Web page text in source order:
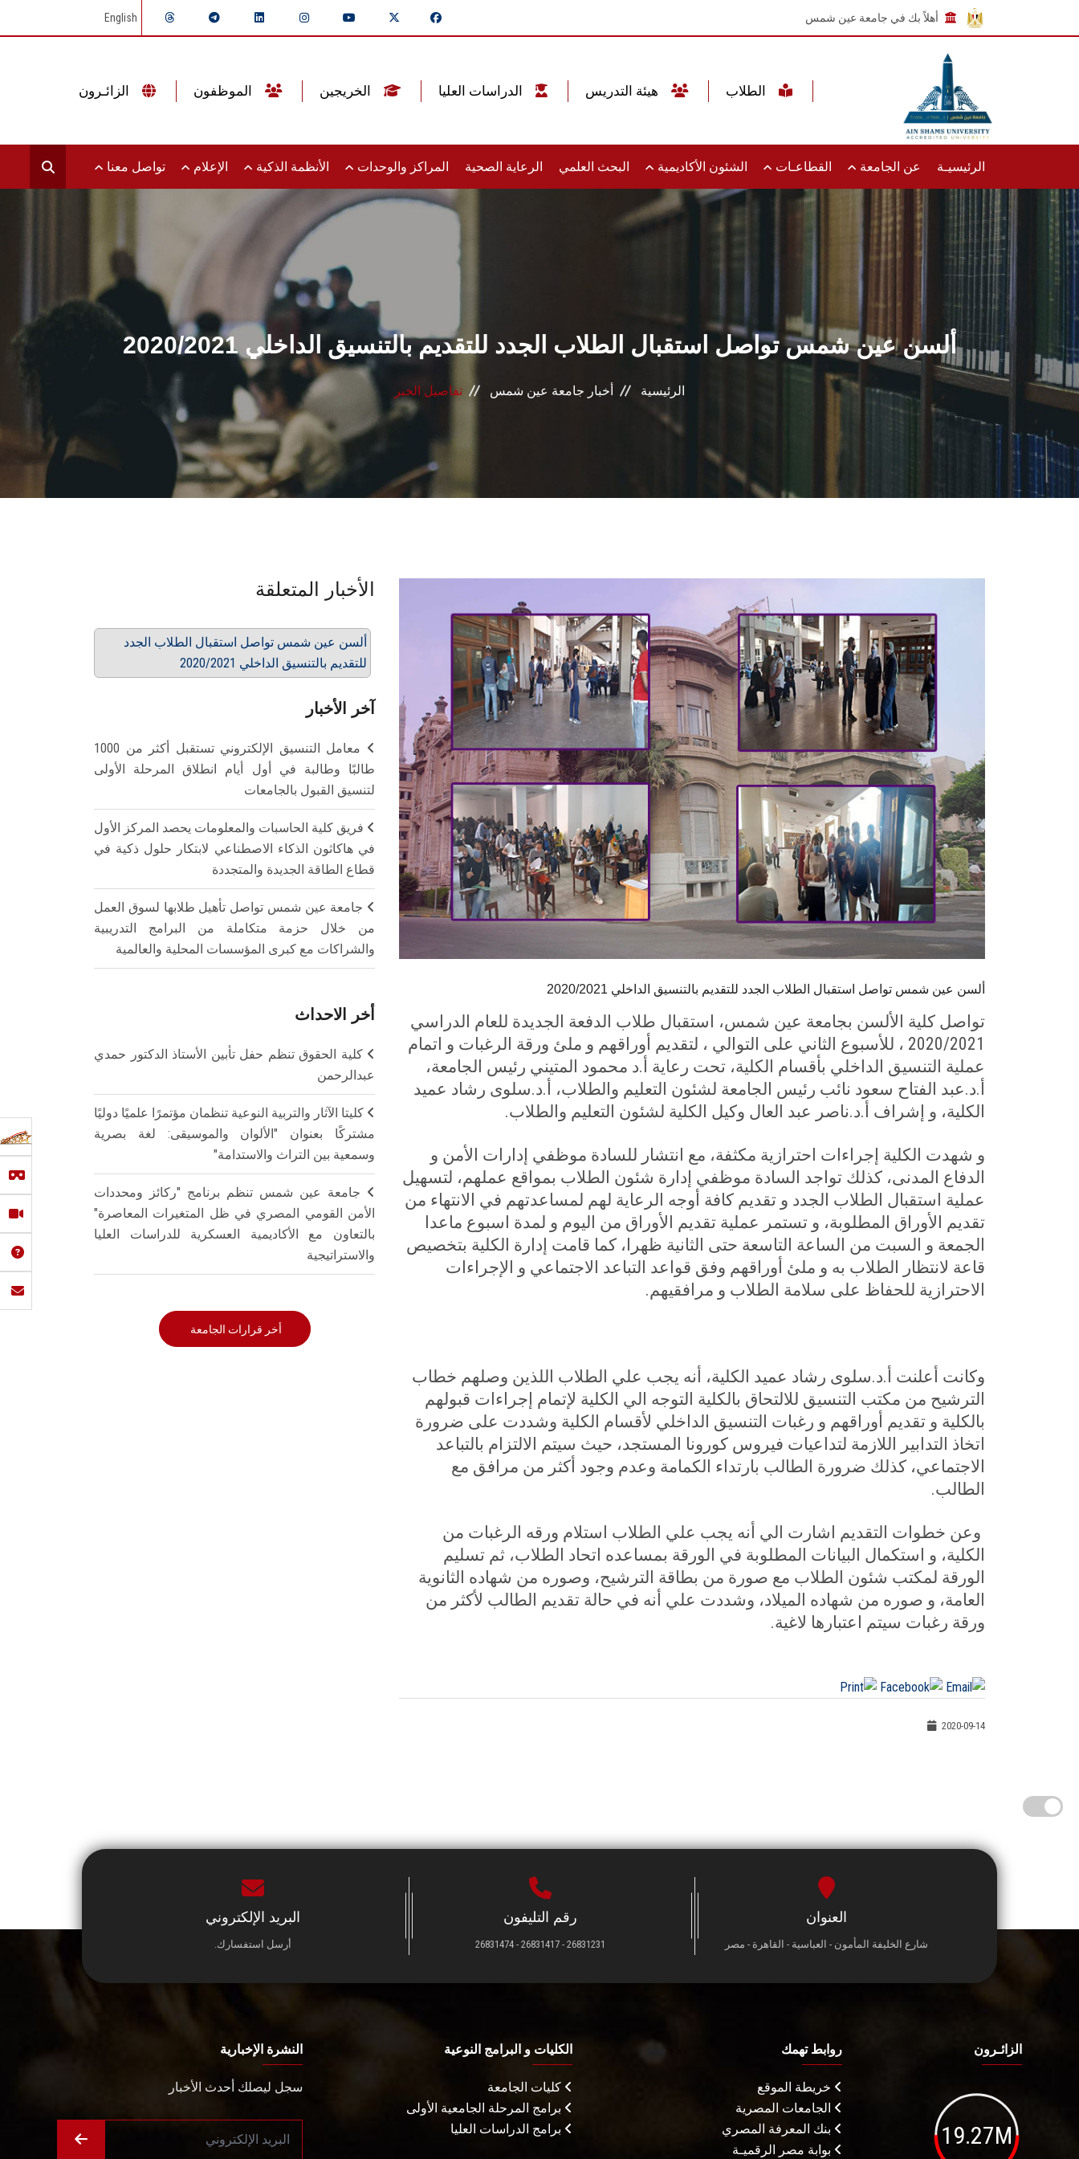
أهلاً بك في جامعة عين شمس English
الرئيسيـة عن الجامعة القطاعـات الشئون الأكاديمية البحث العلمي الرعاية الصحية المراكز والوحدات الأنظمة الذكية الإعلام تواصل معنا
ألسن عين شمس تواصل استقبال الطلاب الجدد للتقديم بالتنسيق الداخلي 2020/2021
الرئيسية أخبار جامعة عين شمس تفاصيل الخبر
ألسن عين شمس تواصل استقبال الطلاب الجدد للتقديم بالتنسيق الداخلي 2020/2021
تواصل كلية الألسن بجامعة عين شمس، استقبال طلاب الدفعة الجديدة للعام الدراسي
2020/2021 ، للأسبوع الثاني على التوالي ، لتقديم أوراقهم و ملئ ورقة الرغبات و اتمام
عملية التنسيق الداخلي بأقسام الكلية، تحت رعاية أ.د محمود المتيني رئيس الجامعة،
أ.د.عبد الفتاح سعود نائب رئيس الجامعة لشئون التعليم والطلاب، أ.د.سلوى رشاد عميد
الكلية، و إشراف أ.د.ناصر عبد العال وكيل الكلية لشئون التعليم والطلاب.
و شهدت الكلية إجراءات احترازية مكثفة، مع انتشار للسادة موظفي إدارات الأمن و
الدفاع المدنى، كذلك تواجد السادة موظفي إدارة شئون الطلاب بمواقع عملهم، لتسهيل
عملية استقبال الطلاب الجدد و تقديم كافة أوجه الرعاية لهم لمساعدتهم في الانتهاء من
تقديم الأوراق المطلوبة، و تستمر عملية تقديم الأوراق من اليوم و لمدة اسبوع ماعدا
الجمعة و السبت من الساعة التاسعة حتى الثانية ظهرا، كما قامت إدارة الكلية بتخصيص
قاعة لانتظار الطلاب به و ملئ أوراقهم وفق قواعد التباعد الاجتماعي و الإجراءات
الاحترازية للحفاظ على سلامة الطلاب و مرافقيهم.
وكانت أعلنت أ.د.سلوى رشاد عميد الكلية، أنه يجب علي الطلاب اللذين وصلهم خطاب
الترشيح من مكتب التنسيق للالتحاق بالكلية التوجه الي الكلية لإتمام إجراءات قبولهم
بالكلية و تقديم أوراقهم و رغبات التنسيق الداخلي لأقسام الكلية وشددت على ضرورة
اتخاذ التدابير اللازمة لتداعيات فيروس كورونا المستجد، حيث سيتم الالتزام بالتباعد
الاجتماعي، كذلك ضرورة الطالب بارتداء الكمامة وعدم وجود أكثر من مرافق مع
الطالب.
وعن خطوات التقديم اشارت الي أنه يجب علي الطلاب استلام ورقه الرغبات من
الكلية، و استكمال البيانات المطلوبة في الورقة بمساعده اتحاد الطلاب، ثم تسليم
الورقة لمكتب شئون الطلاب مع صورة من بطاقة الترشيح، وصوره من شهاده الثانوية
العامة، و صوره من شهاده الميلاد، وشددت علي أنه في حالة تقديم الطالب لأكثر من
ورقة رغبات سيتم اعتبارها لاغية.
2020-09-14
الأخبار المتعلقة
ألسن عين شمس تواصل استقبال الطلاب الجدد
للتقديم بالتنسيق الداخلي 2020/2021
آخر الأخبار
معامل التنسيق الإلكتروني تستقبل أكثر من 1000
طالبًا وطالبة في أول أيام انطلاق المرحلة الأولى
لتنسيق القبول بالجامعات
فريق كلية الحاسبات والمعلومات يحصد المركز الأول
في هاكاثون الذكاء الاصطناعي لابتكار حلول ذكية في
قطاع الطاقة الجديدة والمتجددة
جامعة عين شمس تواصل تأهيل طلابها لسوق العمل
من خلال حزمة متكاملة من البرامج التدريبية
والشراكات مع كبرى المؤسسات المحلية والعالمية
أخر الاحداث
كلية الحقوق تنظم حفل تأبين الأستاذ الدكتور حمدي
عبدالرحمن
كليتا الآثار والتربية النوعية تنظمان مؤتمرًا علميًا دوليًا
مشتركًا بعنوان "الألوان والموسيقى: لغة بصرية
وسمعية بين التراث والاستدامة"
جامعة عين شمس تنظم برنامج "ركائز ومحددات
الأمن القومي المصري في ظل المتغيرات المعاصرة"
بالتعاون مع الأكاديمية العسكرية للدراسات العليا
والاستراتيجية
أخر قرارات الجامعة
العنوان
شارع الخليفة المأمون - العباسية - القاهرة - مصر
رقم التليفون
26831231 - 26831417 - 26831474
البريد الإلكتروني
أرسل استفسارك.
الزائـرون
19.27M
روابط تهمك
خريطة الموقع
الجامعات المصرية
بنك المعرفة المصري
بوابة مصر الرقميـة
الكليات و البرامج النوعية
كليات الجامعة
برامج المرحلة الجامعية الأولى
برامج الدراسات العليا
النشرة الإخبارية
سجل ليصلك أحدث الأخبار